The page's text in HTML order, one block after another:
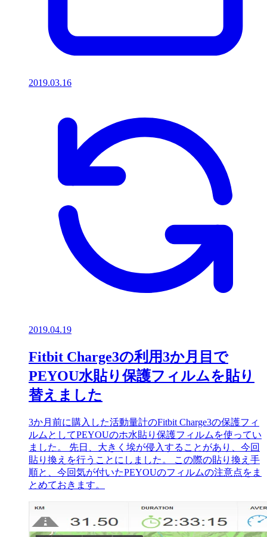
2019.03.16
2019.04.19
Fitbit Charge3の利用3か月目で
PEYOU水貼り保護フィルムを貼り
替えました
3か月前に購入した活動量計のFitbit Charge3の保護フィ
ルムとしてPEYOUのホ水貼り保護フィルムを使ってい
ました。 先日、大きく埃が侵入することがあり、今回
貼り換えを行うことにしました。 この際の貼り換え手
順と、今回気が付いたPEYOUのフィルムの注意点をま
とめておきます。